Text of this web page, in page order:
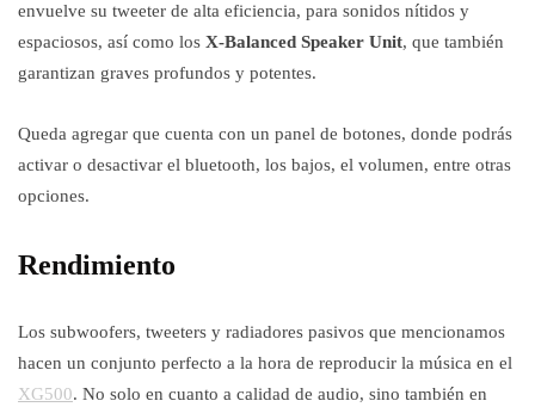
envuelve su tweeter de alta eficiencia, para sonidos nítidos y
espaciosos, así como los X-Balanced Speaker Unit, que también
garantizan graves profundos y potentes.
Queda agregar que cuenta con un panel de botones, donde podrás
activar o desactivar el bluetooth, los bajos, el volumen, entre otras
opciones.
Rendimiento
Los subwoofers, tweeters y radiadores pasivos que mencionamos
hacen un conjunto perfecto a la hora de reproducir la música en el
XG500. No solo en cuanto a calidad de audio, sino también en